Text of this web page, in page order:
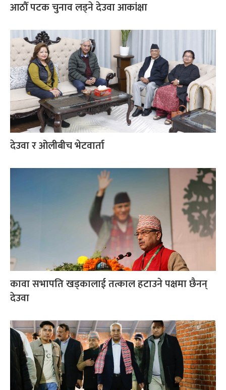
आठौँ पटक चुनाव लड्ने देउवा आकांक्षा
देउवा र ओलीबीच भेटवार्ता
कावा सभापति खड्कालाई तत्काल हटाउने पक्षमा छैनन्
देउवा